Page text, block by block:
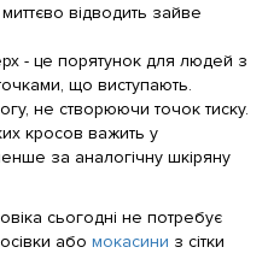
відводить зайве
- це порятунок для людей з
що виступають.
не створюючи точок тиску.
кросов важить у
за аналогічну шкіряну
сьогодні не потребує
або мокасини з сітки